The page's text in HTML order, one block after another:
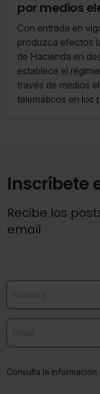
solo aquellas que
no seleccionas
indispensables
Saber más
por medios
telemáticos
Dirección
Con entrada en
produzca efectos
de Hacienda en
establece el
través de medios
telemáticos en los
Inscríbete
Recibe los
email
Consulta la